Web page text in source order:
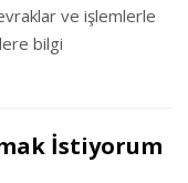
ve işlemlerle
bilgi
İstiyorum